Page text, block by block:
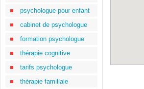
psychologue pour enfant
cabinet de psychologue
formation psychologue
thérapie cognitive
tarifs psychologue
thérapie familiale